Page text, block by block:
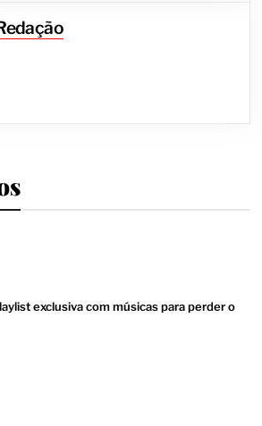
exclusiva com músicas para perder o